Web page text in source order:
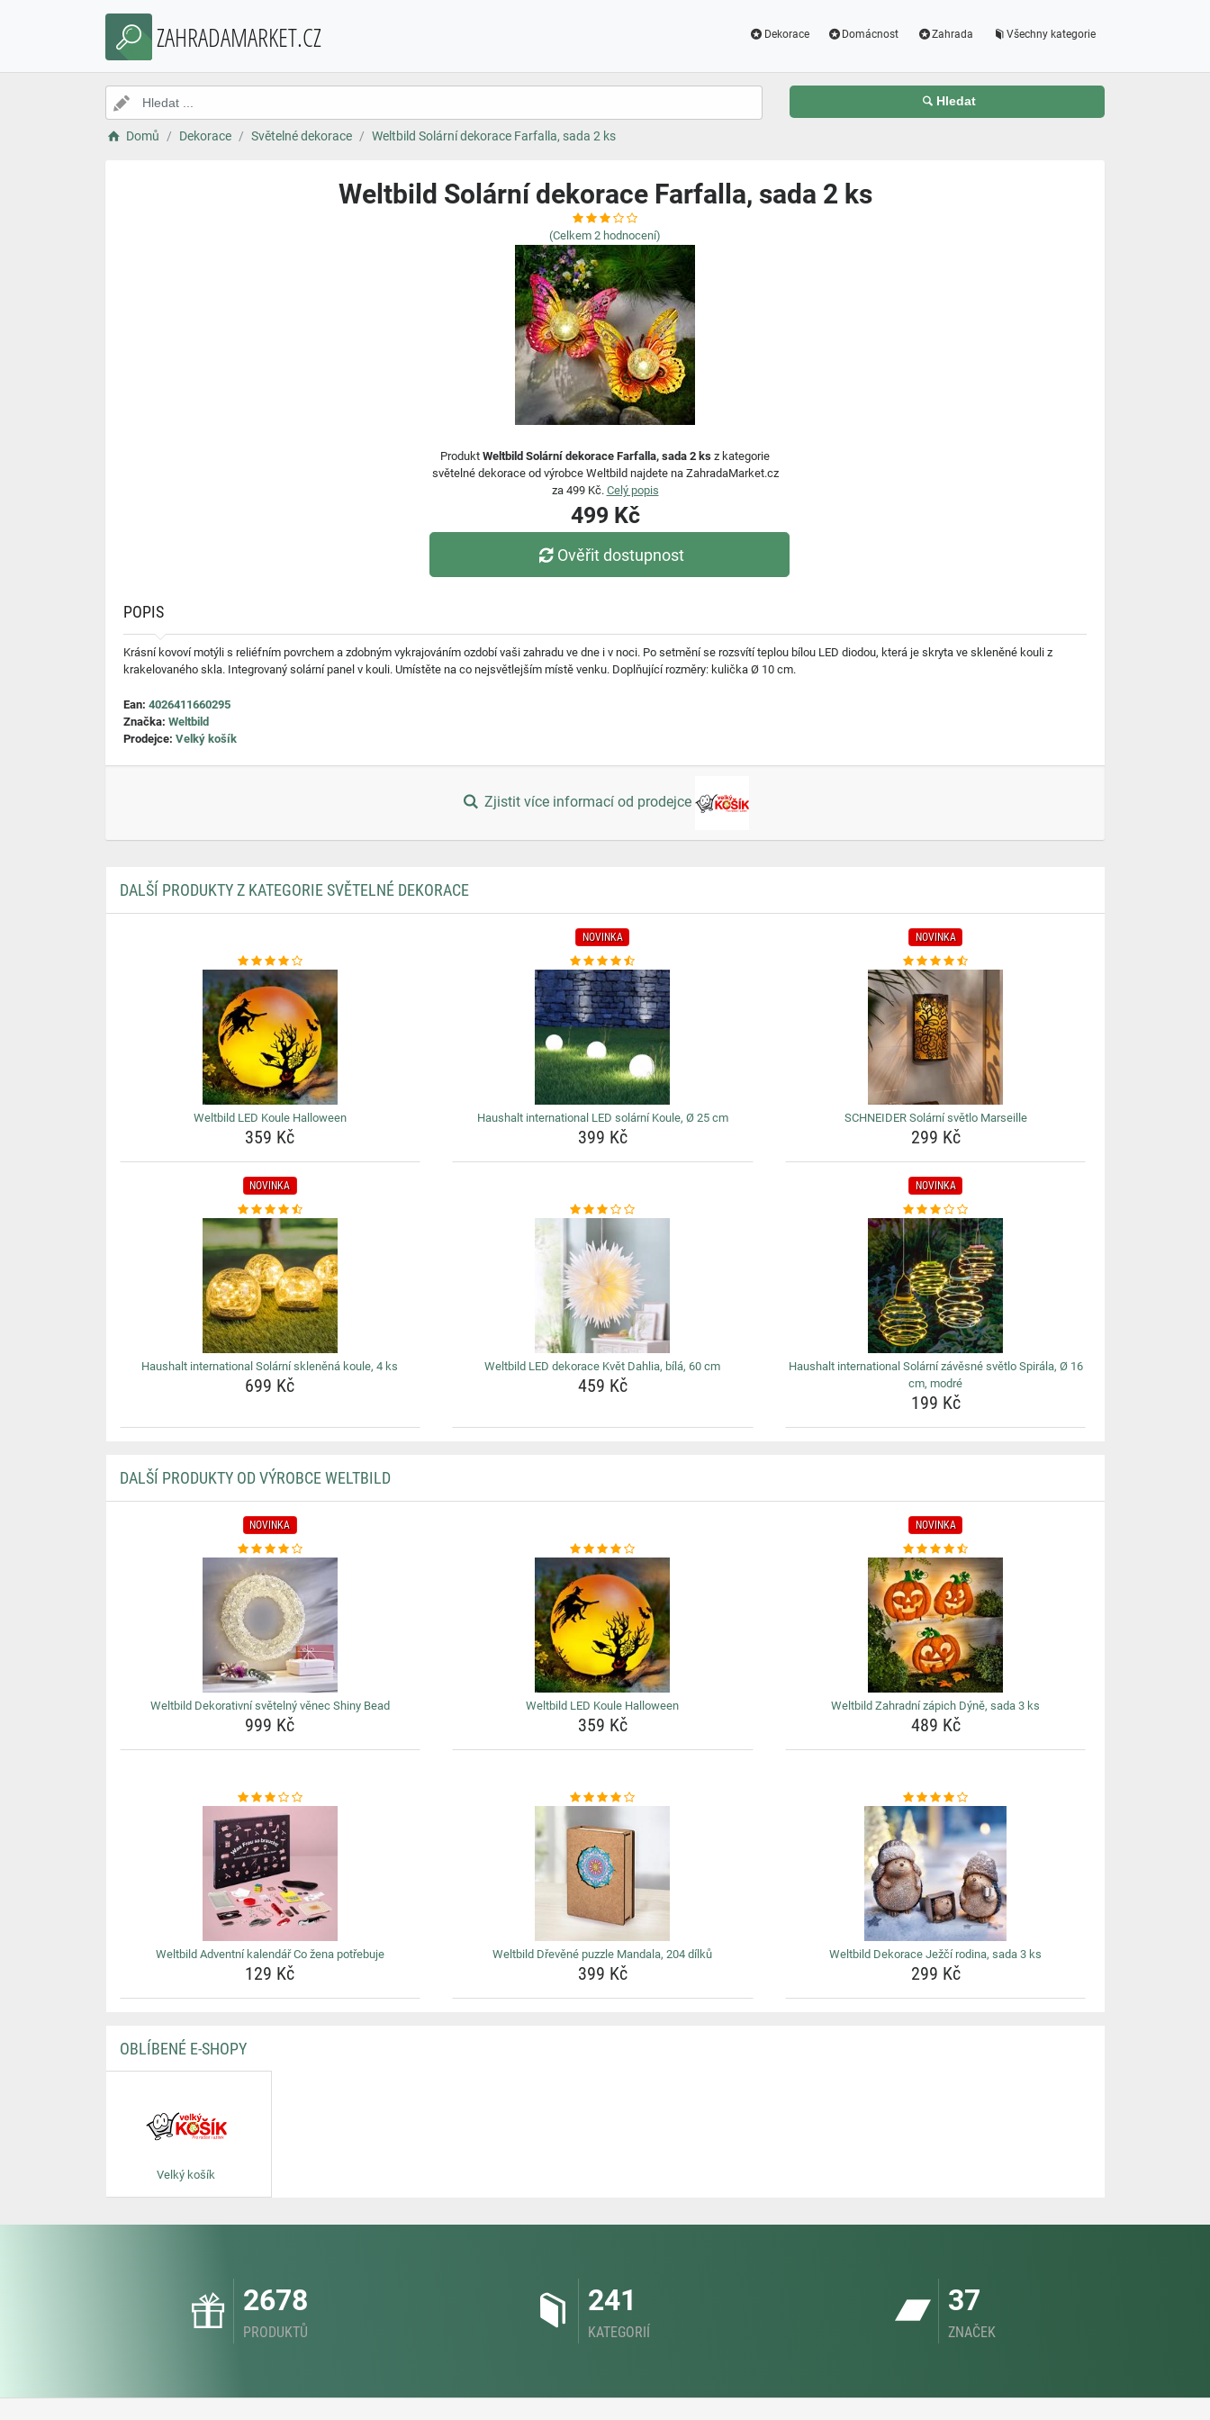
ZAHRADAMARKET.CZ Dekorace Domácnost Zahrada Všechny kategorie
Hledat
Domů Dekorace Světelné dekorace Weltbild Solární dekorace Farfalla, sada 2 ks
Weltbild Solární dekorace Farfalla, sada 2 ks
(Celkem 2 hodnocení)
Produkt Weltbild Solární dekorace Farfalla, sada 2 ks z kategorie
světelné dekorace od výrobce Weltbild najdete na ZahradaMarket.cz
za 499 Kč. Celý popis
499 Kč
Ověřit dostupnost
POPIS
Krásní kovoví motýli s reliéfním povrchem a zdobným vykrajováním ozdobí vaši zahradu ve dne i v noci. Po setmění se rozsvítí teplou bílou LED diodou, která je skryta ve skleněné kouli z
krakelovaného skla. Integrovaný solární panel v kouli. Umístěte na co nejsvětlejším místě venku. Doplňující rozměry: kulička Ø 10 cm.
Ean: 4026411660295
Značka: Weltbild
Prodejce: Velký košík
Zjistit více informací od prodejce
DALŠÍ PRODUKTY Z KATEGORIE SVĚTELNÉ DEKORACE
Weltbild LED Koule Halloween
359 Kč
NOVINKA
Haushalt international LED solární Koule, Ø 25 cm
399 Kč
NOVINKA
SCHNEIDER Solární světlo Marseille
299 Kč
NOVINKA
Haushalt international Solární skleněná koule, 4 ks
699 Kč
Weltbild LED dekorace Květ Dahlia, bílá, 60 cm
459 Kč
NOVINKA
Haushalt international Solární závěsné světlo Spirála, Ø 16
cm, modré
199 Kč
DALŠÍ PRODUKTY OD VÝROBCE WELTBILD
NOVINKA
Weltbild Dekorativní světelný věnec Shiny Bead
999 Kč
Weltbild LED Koule Halloween
359 Kč
NOVINKA
Weltbild Zahradní zápich Dýně, sada 3 ks
489 Kč
Weltbild Adventní kalendář Co žena potřebuje
129 Kč
Weltbild Dřevěné puzzle Mandala, 204 dílků
399 Kč
Weltbild Dekorace Ježčí rodina, sada 3 ks
299 Kč
OBLÍBENÉ E-SHOPY
Velký košík
2678
PRODUKTŮ
241
KATEGORIÍ
37
ZNAČEK